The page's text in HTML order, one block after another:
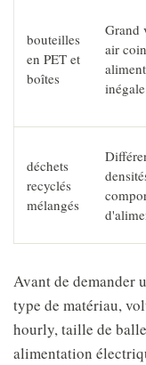
bouteilles
en PET et
boîtes
Grand
air
inégale
déchets
recyclés
mélangés
Avant de demander
type de matériau,
hourly, taille de
alimentation